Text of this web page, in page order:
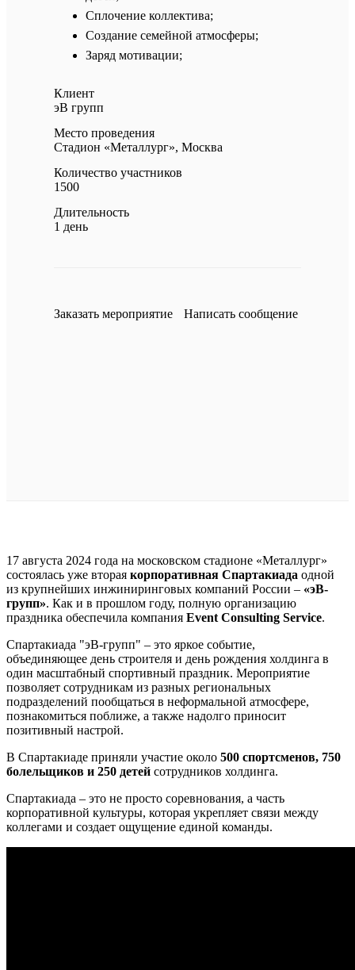
Сплочение коллектива;
Создание семейной атмосферы;
Заряд мотивации;
Клиент
эВ групп
Место проведения
Стадион «Металлург», Москва
Количество участников
1500
Длительность
1 день
Заказать мероприятие Написать сообщение
17 августа 2024 года на московском стадионе «Металлург»
состоялась уже вторая корпоративная Спартакиада одной
из крупнейших инжиниринговых компаний России – «эВ-
групп». Как и в прошлом году, полную организацию
праздника обеспечила компания Event Consulting Service.
Спартакиада "эВ-групп" – это яркое событие,
объединяющее день строителя и день рождения холдинга в
один масштабный спортивный праздник. Мероприятие
позволяет сотрудникам из разных региональных
подразделений пообщаться в неформальной атмосфере,
познакомиться поближе, а также надолго приносит
позитивный настрой.
В Спартакиаде приняли участие около 500 спортсменов, 750
болельщиков и 250 детей сотрудников холдинга.
Спартакиада – это не просто соревнования, а часть
корпоративной культуры, которая укрепляет связи между
коллегами и создает ощущение единой команды.